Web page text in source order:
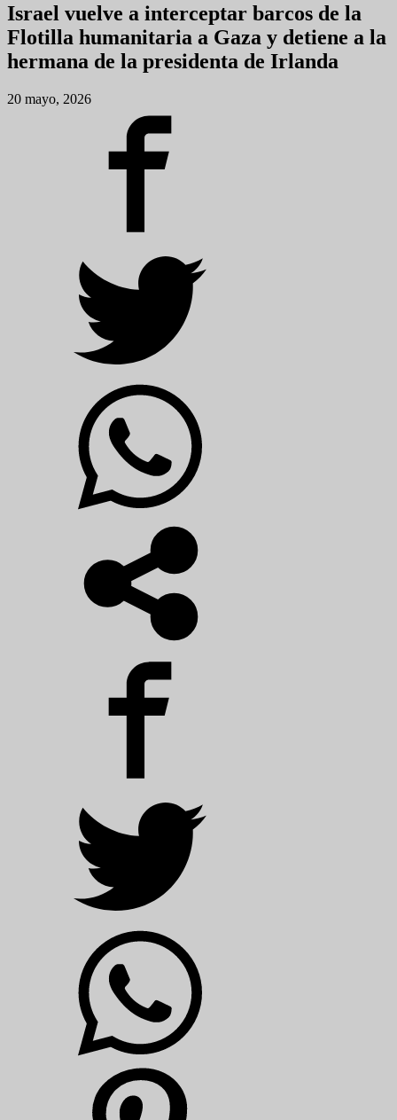
Israel vuelve a interceptar barcos de la
Flotilla humanitaria a Gaza y detiene a la
hermana de la presidenta de Irlanda
20 mayo, 2026